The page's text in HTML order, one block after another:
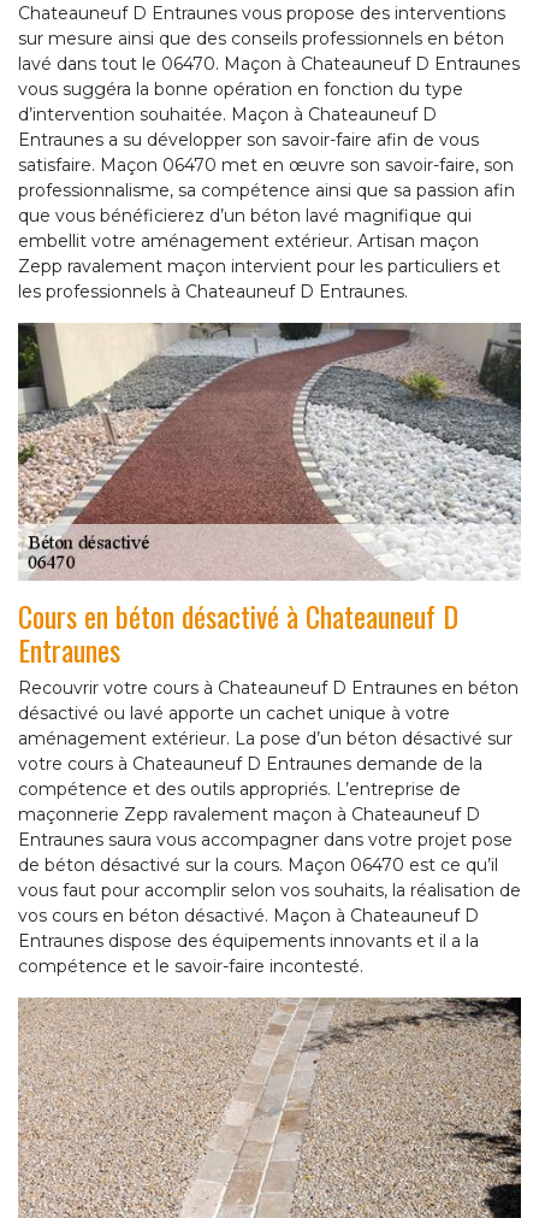
Chateauneuf D Entraunes vous propose des interventions
sur mesure ainsi que des conseils professionnels en béton
lavé dans tout le 06470. Maçon à Chateauneuf D Entraunes
vous suggéra la bonne opération en fonction du type
d’intervention souhaitée. Maçon à Chateauneuf D
Entraunes a su développer son savoir-faire afin de vous
satisfaire. Maçon 06470 met en œuvre son savoir-faire, son
professionnalisme, sa compétence ainsi que sa passion afin
que vous bénéficierez d’un béton lavé magnifique qui
embellit votre aménagement extérieur. Artisan maçon
Zepp ravalement maçon intervient pour les particuliers et
les professionnels à Chateauneuf D Entraunes.
Cours en béton désactivé à Chateauneuf D
Entraunes
Recouvrir votre cours à Chateauneuf D Entraunes en béton
désactivé ou lavé apporte un cachet unique à votre
aménagement extérieur. La pose d’un béton désactivé sur
votre cours à Chateauneuf D Entraunes demande de la
compétence et des outils appropriés. L’entreprise de
maçonnerie Zepp ravalement maçon à Chateauneuf D
Entraunes saura vous accompagner dans votre projet pose
de béton désactivé sur la cours. Maçon 06470 est ce qu’il
vous faut pour accomplir selon vos souhaits, la réalisation de
vos cours en béton désactivé. Maçon à Chateauneuf D
Entraunes dispose des équipements innovants et il a la
compétence et le savoir-faire incontesté.